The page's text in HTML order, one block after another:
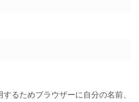
るためブラウザーに自分の名前、